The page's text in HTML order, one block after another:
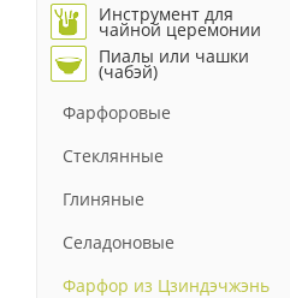
Инструмент для
чайной церемонии
Пиалы или чашки
(чабэй)
Фарфоровые
Стеклянные
Глиняные
Селадоновые
Фарфор из Цзиндэчжэнь